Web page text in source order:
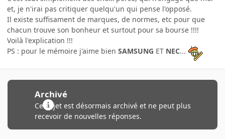
et, je n'irai pas critiquer quelqu'un qui pense l'opposé.
Il existe suffisament de marques, de normes, etc pour que
chacun trouve son bonheur et surtout pour sa bourse !!!!
Voilà l'explication !!!
PS : pour le mémoire j'aime bien SAMSUNG ET NEC...
Archivé
Ce sujet est désormais archivé et ne peut plus
recevoir de nouvelles réponses.